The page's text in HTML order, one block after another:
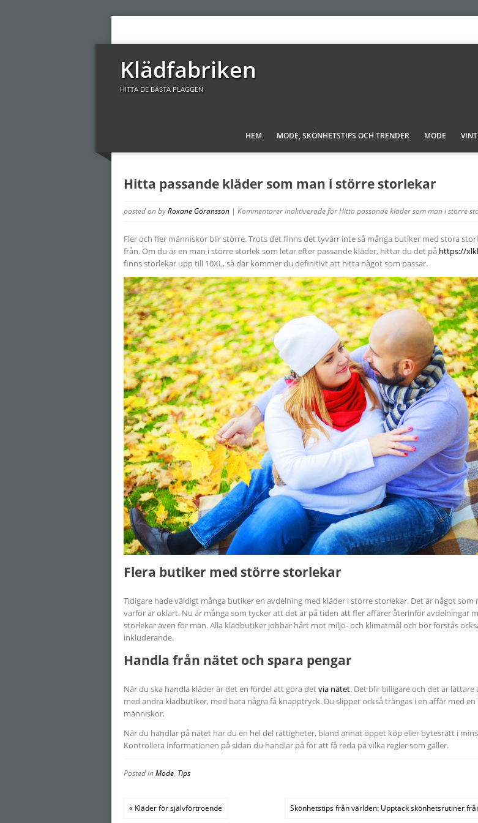
Klädfabriken
HITTA DE BÄSTA PLAGGEN
HEM MODE, SKÖNHETSTIPS OCH TRENDER MODE
Hitta passande kläder som man i större storlekar
posted onbyRoxane Göransson | Kommentarer inaktiveradeför Hitta passande kläder som man i större
Fler och fler människor blir större. Trots det finns det tyvärr inte så många butiker med stora
från. Om du är en man i större storlek som letar efter passande kläder, hittar du det på https://
finns storlekar upp till 10XL, så där kommer du definitivt att hitta något som passar.
Flera butiker med större storlekar
Tidigare hade väldigt många butiker en avdelning med kläder i större storlekar. Det är något som
varför är oklart. Nu är många som tycker att det är på tiden att fler affärer återinför avdelningar
storlekar även för män. Alla klädbutiker jobbar hårt mot miljö- och klimatmål och bör förstås
inkluderande.
Handla från nätet och spara pengar
När du ska handla kläder är det en fördel att göra detvia nätet. Det blir billigare och det är
med andra klädbutiker, med bara några få knapptryck. Du slipper också trängas i en affär med en
människor.
När du handlar på nätet har du en hel del rättigheter, bland annat öppet köp eller bytesrätt i
Kontrollera informationen på sidan du handlar på för att få reda på vilka regler som gäller.
Posted inMode, Tips
« Kläder för självförtroende Skönhetstips från världen: Upptäck skönhetsrutiner